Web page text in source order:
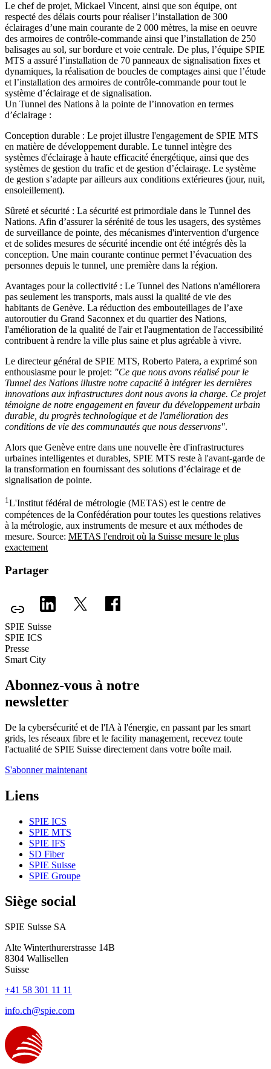
Le chef de projet, Mickael Vincent, ainsi que son équipe, ont
respecté des délais courts pour réaliser l’installation de 300
éclairages d’une main courante de 2 000 mètres, la mise en oeuvre
des armoires de contrôle-commande ainsi que l’installation de 250
balisages au sol, sur bordure et voie centrale. De plus, l’équipe SPIE
MTS a assuré l’installation de 70 panneaux de signalisation fixes et
dynamiques, la réalisation de boucles de comptages ainsi que l’étude
et l’installation des armoires de contrôle-commande pour tout le
système d’éclairage et de signalisation.
Un Tunnel des Nations à la pointe de l’innovation en termes
d’éclairage :
Conception durable : Le projet illustre l'engagement de SPIE MTS
en matière de développement durable. Le tunnel intègre des
systèmes d'éclairage à haute efficacité énergétique, ainsi que des
systèmes de gestion du trafic et de gestion d’éclairage. Le système
de gestion s’adapte par ailleurs aux conditions extérieures (jour, nuit,
ensoleillement).
Sûreté et sécurité : La sécurité est primordiale dans le Tunnel des
Nations. Afin d’assurer la sérénité de tous les usagers, des systèmes
de surveillance de pointe, des mécanismes d'intervention d'urgence
et de solides mesures de sécurité incendie ont été intégrés dès la
conception. Une main courante continue permet l’évacuation des
personnes depuis le tunnel, une première dans la région.
Avantages pour la collectivité : Le Tunnel des Nations n'améliorera
pas seulement les transports, mais aussi la qualité de vie des
habitants de Genève. La réduction des embouteillages de l’axe
autoroutier du Grand Saconnex et du quartier des Nations,
l'amélioration de la qualité de l'air et l'augmentation de l'accessibilité
contribuent à rendre la ville plus saine et plus agréable à vivre.
Le directeur général de SPIE MTS, Roberto Patera, a exprimé son
enthousiasme pour le projet: "Ce que nous avons réalisé pour le
Tunnel des Nations illustre notre capacité à intégrer les dernières
innovations aux infrastructures dont nous avons la charge. Ce projet
témoigne de notre engagement en faveur du développement urbain
durable, du progrès technologique et de l'amélioration des
conditions de vie des communautés que nous desservons".
Alors que Genève entre dans une nouvelle ère d'infrastructures
urbaines intelligentes et durables, SPIE MTS reste à l'avant-garde de
la transformation en fournissant des solutions d’éclairage et de
signalisation de pointe.
1L'Institut fédéral de métrologie (METAS) est le centre de
compétences de la Confédération pour toutes les questions relatives
à la métrologie, aux instruments de mesure et aux méthodes de
mesure. Source: METAS l'endroit où la Suisse mesure le plus
exactement
Partager
SPIE Suisse
SPIE ICS
Presse
Smart City
Abonnez-vous à notre
newsletter
De la cybersécurité et de l'IA à l'énergie, en passant par les smart
grids, les réseaux fibre et le facility management, recevez toute
l'actualité de SPIE Suisse directement dans votre boîte mail.
S'abonner maintenant
Liens
SPIE ICS
SPIE MTS
SPIE IFS
SD Fiber
SPIE Suisse
SPIE Groupe
Siège social
SPIE Suisse SA
Alte Winterthurerstrasse 14B
8304 Wallisellen
Suisse
+41 58 301 11 11
info.ch@spie.com